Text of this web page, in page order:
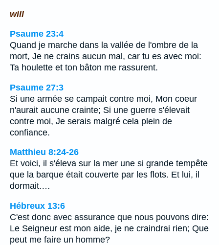
will
Psaume 23:4
Quand je marche dans la vallée de l'ombre de la
mort, Je ne crains aucun mal, car tu es avec moi:
Ta houlette et ton bâton me rassurent.
Psaume 27:3
Si une armée se campait contre moi, Mon coeur
n'aurait aucune crainte; Si une guerre s'élevait
contre moi, Je serais malgré cela plein de
confiance.
Matthieu 8:24-26
Et voici, il s'éleva sur la mer une si grande tempête
que la barque était couverte par les flots. Et lui, il
dormait.…
Hébreux 13:6
C'est donc avec assurance que nous pouvons dire:
Le Seigneur est mon aide, je ne craindrai rien; Que
peut me faire un homme?